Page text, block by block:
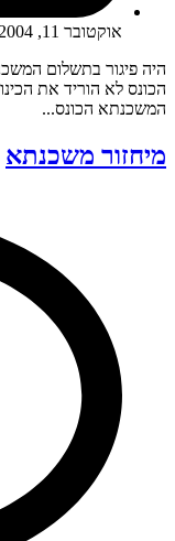
אוקטובר 11, 2004
היה פיגור בתשלום
הכונס לא הוריד את
המשכנתא הכונס...
מיחזור משכנתא